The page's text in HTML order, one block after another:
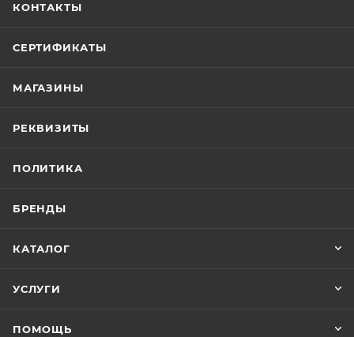
КОНТАКТЫ
СЕРТИФИКАТЫ
МАГАЗИНЫ
РЕКВИЗИТЫ
ПОЛИТИКА
БРЕНДЫ
КАТАЛОГ
УСЛУГИ
ПОМОЩЬ